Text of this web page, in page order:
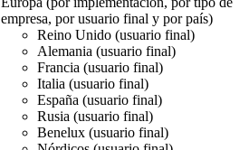
empresa, por usuario final y por país)
Reino Unido (usuario final)
Alemania (usuario final)
Francia (usuario final)
Italia (usuario final)
España (usuario final)
Rusia (usuario final)
Benelux (usuario final)